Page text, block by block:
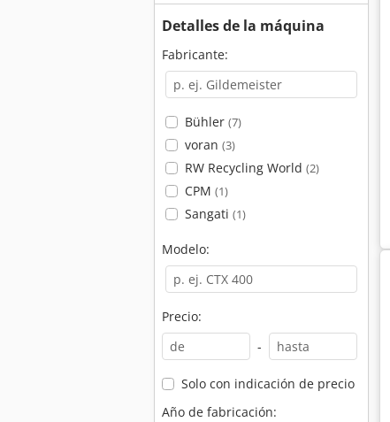
Detalles de la máquina
Fabricante:
Bühler (7)
voran (3)
RW Recycling World (2)
CPM (1)
Sangati (1)
Modelo:
Precio:
-
Solo con indicación de precio
Año de fabricación: